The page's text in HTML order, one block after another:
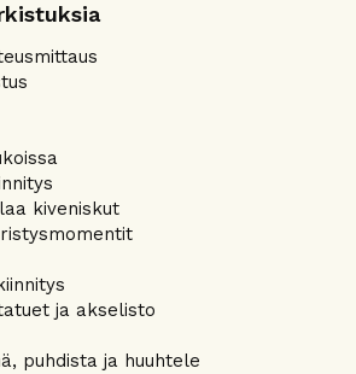
kiveniskut
ja akselisto
puhdista ja huuhtele